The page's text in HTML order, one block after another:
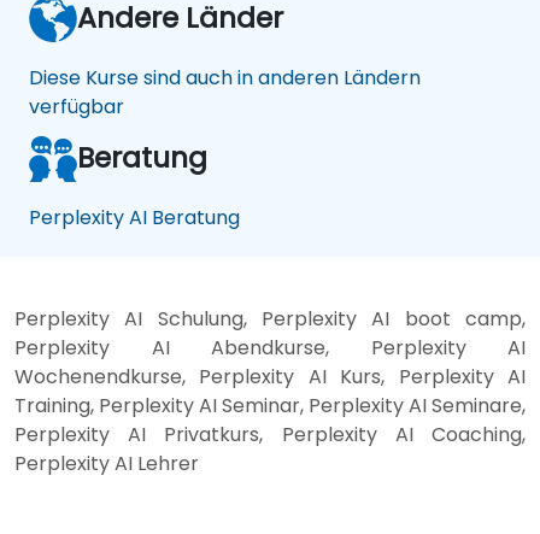
Andere Länder
Diese Kurse sind auch in anderen Ländern
verfügbar
Beratung
Perplexity AI Beratung
Perplexity AI Schulung, Perplexity AI boot camp,
Perplexity AI Abendkurse, Perplexity AI
Wochenendkurse, Perplexity AI Kurs, Perplexity AI
Training, Perplexity AI Seminar, Perplexity AI Seminare,
Perplexity AI Privatkurs, Perplexity AI Coaching,
Perplexity AI Lehrer